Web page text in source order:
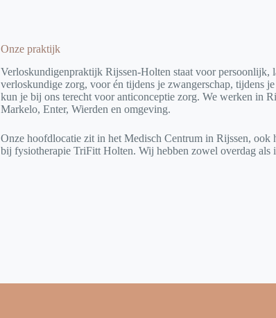
Onze praktijk
Verloskundigenpraktijk Rijssen-Holten staat voor persoonlijk,
verloskundige zorg, voor én tijdens je zwangerschap, tijdens
kun je bij ons terecht voor anticonceptie zorg. We werken in
Markelo, Enter, Wierden en omgeving.
Onze hoofdlocatie zit in het Medisch Centrum in Rijssen, ook
bij fysiotherapie TriFitt Holten. Wij hebben zowel overdag als